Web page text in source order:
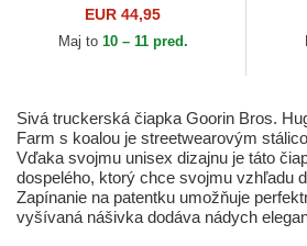
Velour The Farm Goorin
EUR 44,95
Maj to 10 – 11 pred.
Sivá truckerská čiapka Goorin Bros.
Farm s koalou je streetwearovým
Vďaka svojmu unisex dizajnu je táto
dospelého, ktorý chce svojmu vzhľadu
Zapínanie na patentku umožňuje
vyšívaná nášivka dodáva nádych